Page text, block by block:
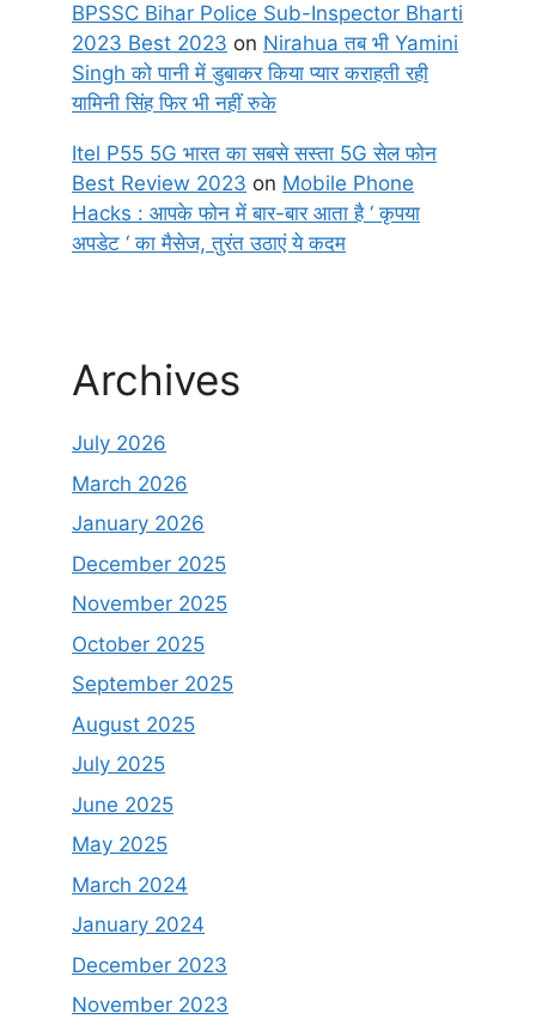
BPSSC Bihar Police Sub-Inspector Bharti
2023 Best 2023 on Nirahua तब भी Yamini
Singh को पानी में डुबाकर किया प्यार कराहती रही
यामिनी सिंह फिर भी नहीं रुके
Itel P55 5G भारत का सबसे सस्ता 5G सेल फोन
Best Review 2023 on Mobile Phone
Hacks : आपके फोन में बार-बार आता है ‘ कृपया
अपडेट ‘ का मैसेज, तुरंत उठाएं ये कदम
Archives
July 2026
March 2026
January 2026
December 2025
November 2025
October 2025
September 2025
August 2025
July 2025
June 2025
May 2025
March 2024
January 2024
December 2023
November 2023